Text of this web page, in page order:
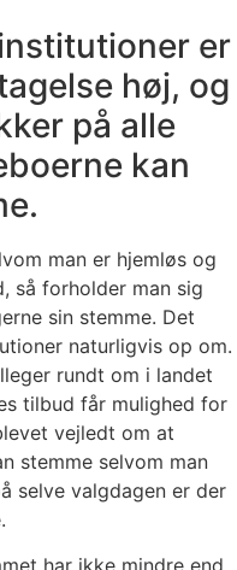
er
høj, og
på alle
kan
man er hjemløs og
så forholder man sig
sin stemme. Det
naturligvis op om.
rundt om i landet
tilbud får mulighed for
vejledt om at
stemme selvom man
selve valgdagen er der